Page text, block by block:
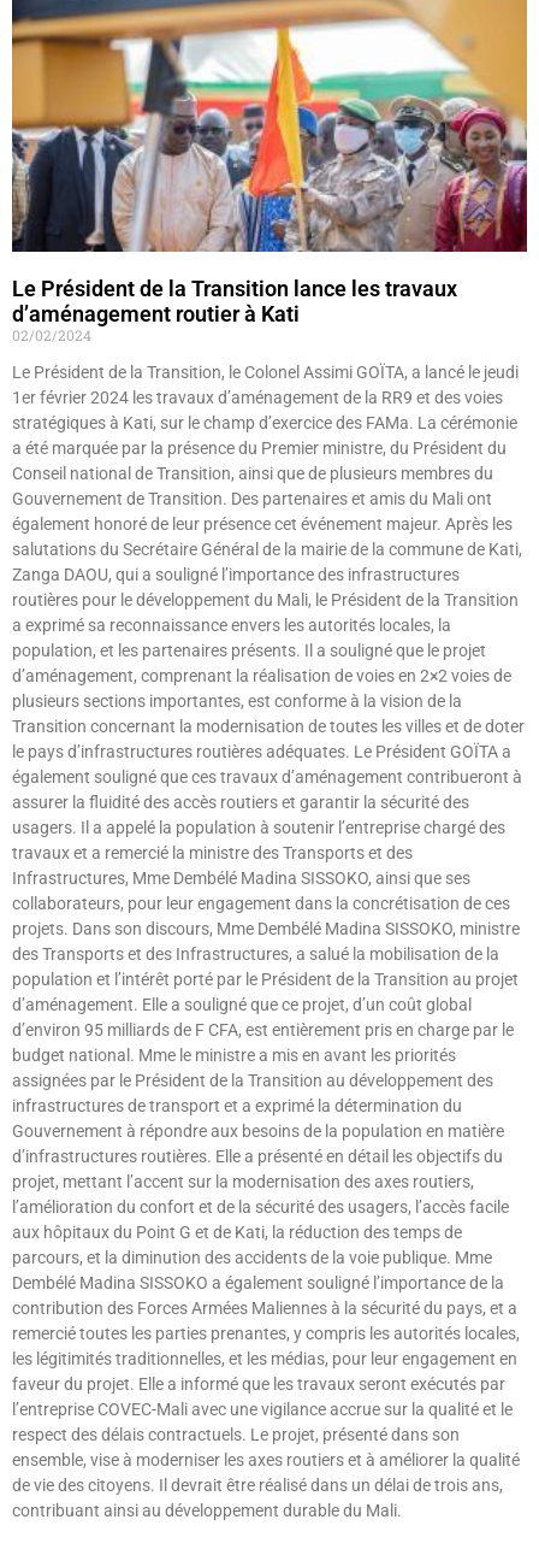
Le Président de la Transition lance les travaux
d’aménagement routier à Kati
02/02/2024
Le Président de la Transition, le Colonel Assimi GOÏTA, a lancé le jeudi
1er février 2024 les travaux d’aménagement de la RR9 et des voies
stratégiques à Kati, sur le champ d’exercice des FAMa. La cérémonie
a été marquée par la présence du Premier ministre, du Président du
Conseil national de Transition, ainsi que de plusieurs membres du
Gouvernement de Transition. Des partenaires et amis du Mali ont
également honoré de leur présence cet événement majeur. Après les
salutations du Secrétaire Général de la mairie de la commune de Kati,
Zanga DAOU, qui a souligné l’importance des infrastructures
routières pour le développement du Mali, le Président de la Transition
a exprimé sa reconnaissance envers les autorités locales, la
population, et les partenaires présents. Il a souligné que le projet
d’aménagement, comprenant la réalisation de voies en 2×2 voies de
plusieurs sections importantes, est conforme à la vision de la
Transition concernant la modernisation de toutes les villes et de doter
le pays d’infrastructures routières adéquates. Le Président GOÏTA a
également souligné que ces travaux d’aménagement contribueront à
assurer la fluidité des accès routiers et garantir la sécurité des
usagers. Il a appelé la population à soutenir l’entreprise chargé des
travaux et a remercié la ministre des Transports et des
Infrastructures, Mme Dembélé Madina SISSOKO, ainsi que ses
collaborateurs, pour leur engagement dans la concrétisation de ces
projets. Dans son discours, Mme Dembélé Madina SISSOKO, ministre
des Transports et des Infrastructures, a salué la mobilisation de la
population et l’intérêt porté par le Président de la Transition au projet
d’aménagement. Elle a souligné que ce projet, d’un coût global
d’environ 95 milliards de F CFA, est entièrement pris en charge par le
budget national. Mme le ministre a mis en avant les priorités
assignées par le Président de la Transition au développement des
infrastructures de transport et a exprimé la détermination du
Gouvernement à répondre aux besoins de la population en matière
d’infrastructures routières. Elle a présenté en détail les objectifs du
projet, mettant l’accent sur la modernisation des axes routiers,
l’amélioration du confort et de la sécurité des usagers, l’accès facile
aux hôpitaux du Point G et de Kati, la réduction des temps de
parcours, et la diminution des accidents de la voie publique. Mme
Dembélé Madina SISSOKO a également souligné l’importance de la
contribution des Forces Armées Maliennes à la sécurité du pays, et a
remercié toutes les parties prenantes, y compris les autorités locales,
les légitimités traditionnelles, et les médias, pour leur engagement en
faveur du projet. Elle a informé que les travaux seront exécutés par
l’entreprise COVEC-Mali avec une vigilance accrue sur la qualité et le
respect des délais contractuels. Le projet, présenté dans son
ensemble, vise à moderniser les axes routiers et à améliorer la qualité
de vie des citoyens. Il devrait être réalisé dans un délai de trois ans,
contribuant ainsi au développement durable du Mali.